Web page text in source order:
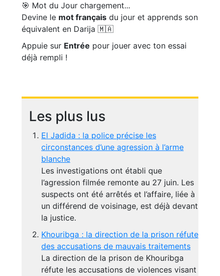
🎯 Mot du Jour chargement...
Devine le mot français du jour et apprends son
équivalent en Darija 🇲🇦
Appuie sur Entrée pour jouer avec ton essai
déjà rempli !
Les plus lus
El Jadida : la police précise les
circonstances d’une agression à l’arme
blanche
Les investigations ont établi que
l’agression filmée remonte au 27 juin. Les
suspects ont été arrêtés et l’affaire, liée à
un différend de voisinage, est déjà devant
la justice.
Khouribga : la direction de la prison réfute
des accusations de mauvais traitements
La direction de la prison de Khouribga
réfute les accusations de violences visant